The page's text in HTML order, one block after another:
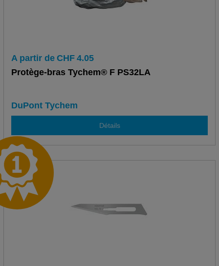
A partir de CHF 4.05
Protège-bras Tychem® F PS32LA
DuPont Tychem
Détails